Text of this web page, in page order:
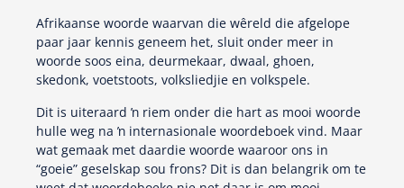
Afrikaanse woorde waarvan die wêreld die afgelope
paar jaar kennis geneem het, sluit onder meer in
woorde soos eina, deurmekaar, dwaal, ghoen,
skedonk, voetstoots, volksliedjie en volkspele.
Dit is uiteraard ŉ riem onder die hart as mooi woorde
hulle weg na ŉ internasionale woordeboek vind. Maar
wat gemaak met daardie woorde waaroor ons in
“goeie” geselskap sou frons? Dit is dan belangrik om te